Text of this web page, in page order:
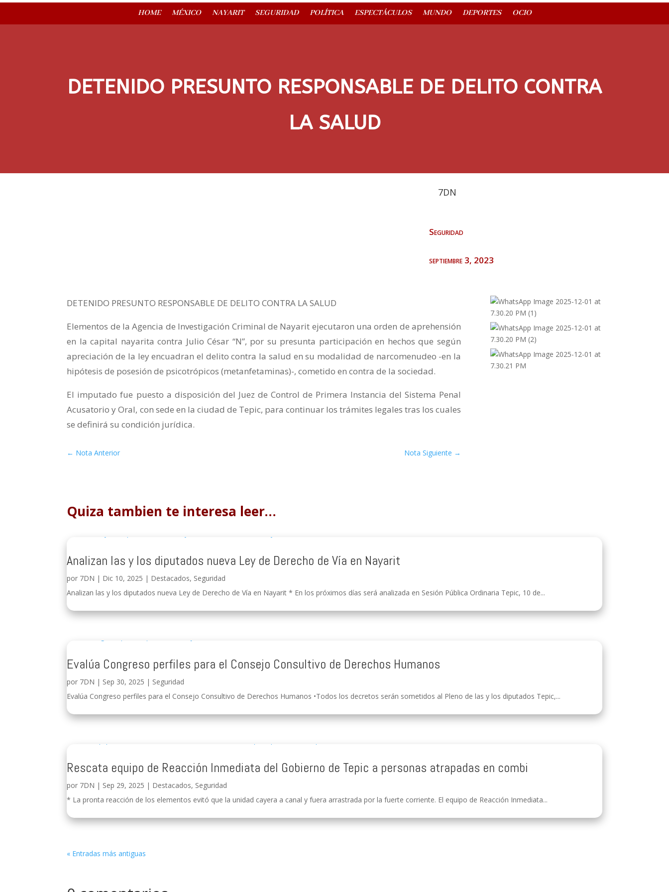
HOME MÉXICO NAYARIT SEGURIDAD POLÍTICA ESPECTÁCULOS MUNDO DEPORTES OCIO
DETENIDO PRESUNTO RESPONSABLE DE DELITO CONTRA
LA SALUD
7DN
Seguridad
septiembre 3, 2023
DETENIDO PRESUNTO RESPONSABLE DE DELITO CONTRA LA SALUD
Elementos de la Agencia de Investigación Criminal de Nayarit ejecutaron una orden de aprehensión
en la capital nayarita contra Julio César “N”, por su presunta participación en hechos que según
apreciación de la ley encuadran el delito contra la salud en su modalidad de narcomenudeo -en la
hipótesis de posesión de psicotrópicos (metanfetaminas)-, cometido en contra de la sociedad.
El imputado fue puesto a disposición del Juez de Control de Primera Instancia del Sistema Penal
Acusatorio y Oral, con sede en la ciudad de Tepic, para continuar los trámites legales tras los cuales
se definirá su condición jurídica.
← Nota Anterior Nota Siguiente →
Quiza tambien te interesa leer…
Analizan las y los diputados nueva Ley de Derecho de Vía en Nayarit
por 7DN | Dic 10, 2025 | Destacados, Seguridad
Analizan las y los diputados nueva Ley de Derecho de Vía en Nayarit * En los próximos días será analizada en Sesión Pública Ordinaria Tepic, 10 de...
Evalúa Congreso perfiles para el Consejo Consultivo de Derechos Humanos
por 7DN | Sep 30, 2025 | Seguridad
Evalúa Congreso perfiles para el Consejo Consultivo de Derechos Humanos •Todos los decretos serán sometidos al Pleno de las y los diputados Tepic,...
Rescata equipo de Reacción Inmediata del Gobierno de Tepic a personas atrapadas en combi
por 7DN | Sep 29, 2025 | Destacados, Seguridad
* La pronta reacción de los elementos evitó que la unidad cayera a canal y fuera arrastrada por la fuerte corriente. El equipo de Reacción Inmediata...
« Entradas más antiguas